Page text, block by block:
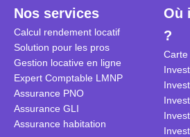
est-ce rentable ? Quels sont les
frais à prévoir ? Les différentes
conditions à remplir ?
Nos services
Calcul rendement locatif
Solution pour les pros
Gestion locative en ligne
Expert Comptable LMNP
Assurance PNO
Assurance GLI
Assurance habitation
Où
?